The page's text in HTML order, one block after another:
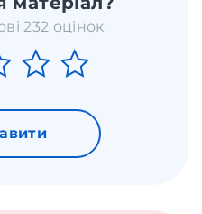
232 оцінок